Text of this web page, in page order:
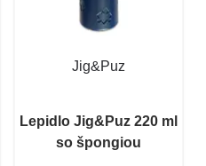
Jig&Puz
Lepidlo Jig&Puz 220 ml
so špongiou